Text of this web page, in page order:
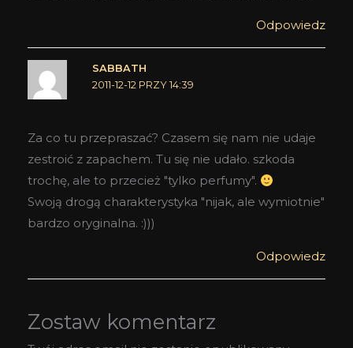
Odpowiedz
SABBATH
2011-12-12 PRZY 14:39
Za co tu przepraszać? Czasem się nam nie udaje
zestroić z zapachem. Tu się nie udało. szkoda
trochę, ale to przecież "tylko perfumy".
Swoją drogą charakterystyka "nijak, ale wymiotnie"
bardzo oryginalna. :)))
Odpowiedz
Zostaw komentarz